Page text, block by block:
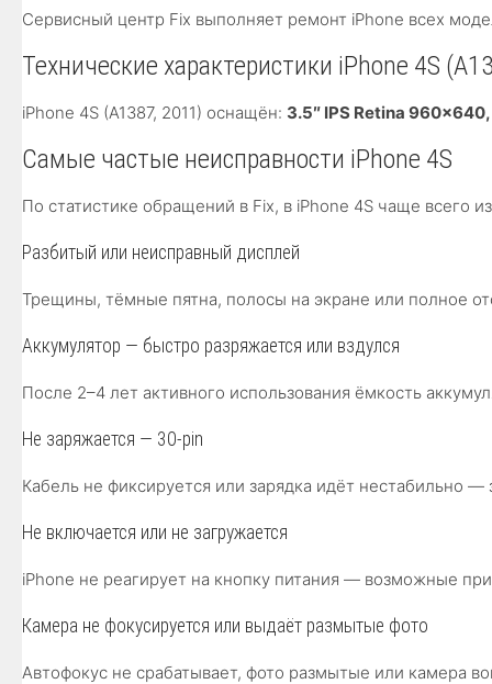
Сервисный центр Fix выполняет ремонт iPhone всех
Технические характеристики iPhone 4S
iPhone 4S (A1387, 2011) оснащён: 3.5″ IPS Retina
Самые частые неисправности iPhone 4S
По статистике обращений в Fix, в iPhone 4S чаще всего
Разбитый или неисправный дисплей
Трещины, тёмные пятна, полосы на экране или полное
Аккумулятор — быстро разряжается или вздулся
После 2–4 лет активного использования ёмкость
Не заряжается — 30-pin
Кабель не фиксируется или зарядка идёт нестабильно
Не включается или не загружается
iPhone не реагирует на кнопку питания — возможные
Камера не фокусируется или выдаёт размытые фото
Автофокус не срабатывает, фото размытые или камера